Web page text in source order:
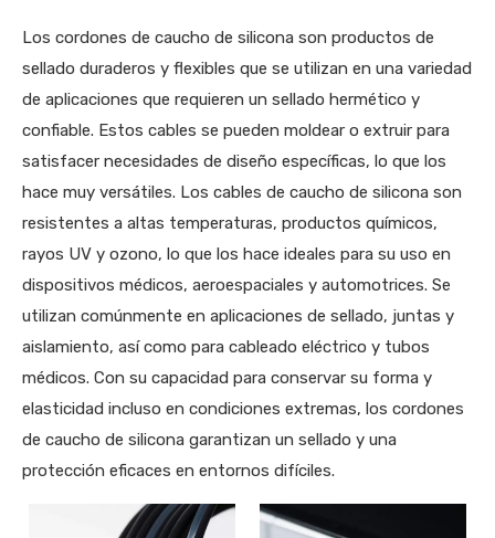
Los cordones de caucho de silicona son productos de
sellado duraderos y flexibles que se utilizan en una variedad
de aplicaciones que requieren un sellado hermético y
confiable. Estos cables se pueden moldear o extruir para
satisfacer necesidades de diseño específicas, lo que los
hace muy versátiles. Los cables de caucho de silicona son
resistentes a altas temperaturas, productos químicos,
rayos UV y ozono, lo que los hace ideales para su uso en
dispositivos médicos, aeroespaciales y automotrices. Se
utilizan comúnmente en aplicaciones de sellado, juntas y
aislamiento, así como para cableado eléctrico y tubos
médicos. Con su capacidad para conservar su forma y
elasticidad incluso en condiciones extremas, los cordones
de caucho de silicona garantizan un sellado y una
protección eficaces en entornos difíciles.